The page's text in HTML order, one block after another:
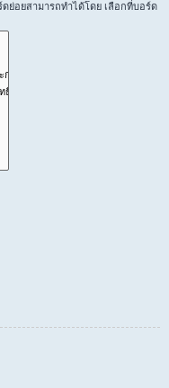
ย่อยสามารถทำได้โดย เลือกที่บอร์ด